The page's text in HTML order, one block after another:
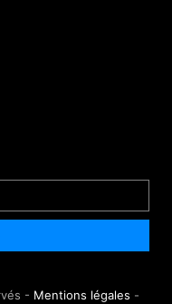
- Mentions légales -